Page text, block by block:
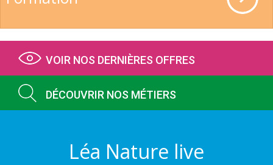
VOIR NOS DERNIÈRES OFFRES
DÉCOUVRIR NOS MÉTIERS
Léa Nature live